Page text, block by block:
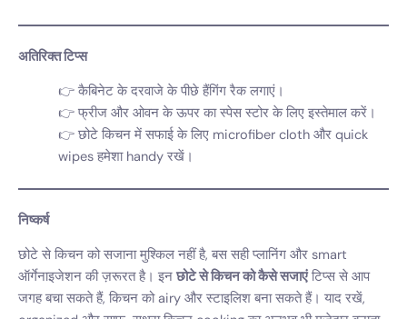
अतिरिक्त टिप्स
कैबिनेट के दरवाजे के पीछे हैंगिंग रैक लगाएं।
फ्रीज और ओवन के ऊपर का स्पेस स्टोर के लिए इस्तेमाल करें।
छोटे किचन में सफाई के लिए microfiber cloth और quick
wipes हमेशा handy रखें।
निष्कर्ष
छोटे से किचन को सजाना मुश्किल नहीं है, बस सही प्लानिंग और smart
ऑर्गेनाइजेशन की ज़रूरत है। इन छोटे से किचन को कैसे सजाएंटिप्स से आप
जगह बचा सकते हैं, किचन को airy और स्टाइलिश बना सकते हैं। याद रखें,